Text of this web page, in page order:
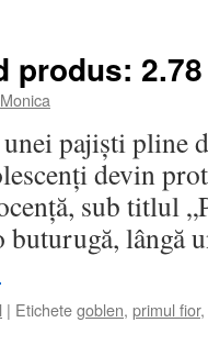
produs: 2.78
Monica
pajiști pline
devin
sub titlul
buturugă, lângă
| Etichetegoblen, primul fior,